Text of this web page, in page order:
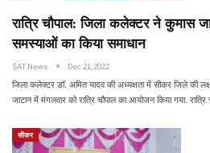
रात्रि चौपाल: जिला कलेक्टर ने कुमास
समस्याओं का किया समाधान
SAT News Dec 21, 2022
जिला कलेक्टर डॉ. अमित यादव की अध्यक्षता में सीकर जिले की
जाटान में मंगलवार को रात्रि चौपाल का आयोजन किया गया.
सीकर